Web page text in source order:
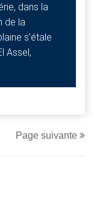
dans la
de la
s’étale
Assel,
Page suivante